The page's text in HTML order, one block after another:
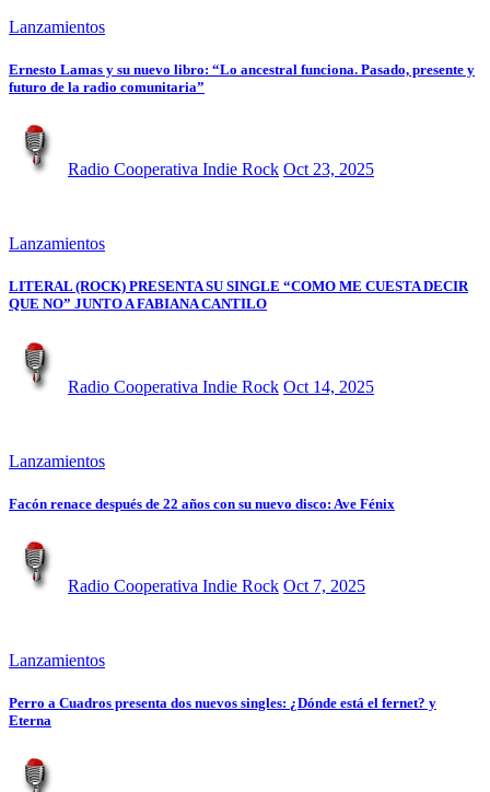
Lanzamientos
Ernesto Lamas y su nuevo libro: “Lo ancestral funciona. Pasado, presente y
futuro de la radio comunitaria”
Radio Cooperativa Indie Rock Oct 23, 2025
Lanzamientos
LITERAL (ROCK) PRESENTA SU SINGLE “COMO ME CUESTA DECIR
QUE NO” JUNTO A FABIANA CANTILO
Radio Cooperativa Indie Rock Oct 14, 2025
Lanzamientos
Facón renace después de 22 años con su nuevo disco: Ave Fénix
Radio Cooperativa Indie Rock Oct 7, 2025
Lanzamientos
Perro a Cuadros presenta dos nuevos singles: ¿Dónde está el fernet? y
Eterna